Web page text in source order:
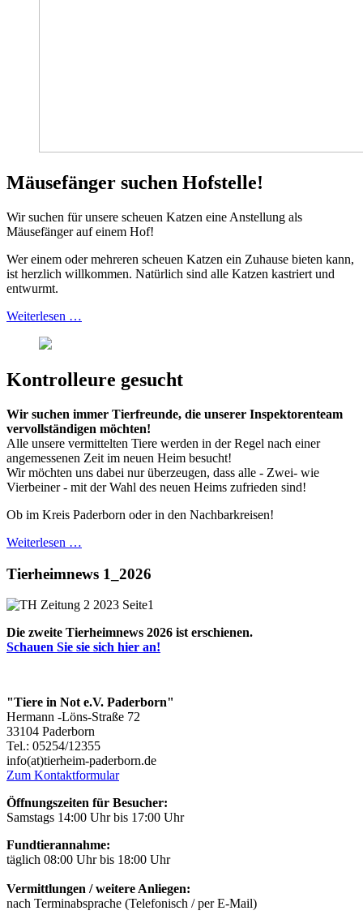
Mäusefänger suchen Hofstelle!
Wir suchen für unsere scheuen Katzen eine Anstellung als
Mäusefänger auf einem Hof!
Wer einem oder mehreren scheuen Katzen ein Zuhause bieten kann,
ist herzlich willkommen. Natürlich sind alle Katzen kastriert und
entwurmt.
Weiterlesen …
Kontrolleure gesucht
Wir suchen immer Tierfreunde, die unserer Inspektorenteam
vervollständigen möchten!
Alle unsere vermittelten Tiere werden in der Regel nach einer
angemessenen Zeit im neuen Heim besucht!
Wir möchten uns dabei nur überzeugen, dass alle - Zwei- wie
Vierbeiner - mit der Wahl des neuen Heims zufrieden sind!
Ob im Kreis Paderborn oder in den Nachbarkreisen!
Weiterlesen …
Tierheimnews 1_2026
Die zweite Tierheimnews 2026 ist erschienen.
Schauen Sie sie sich hier an!
"Tiere in Not e.V. Paderborn"
Hermann -Löns-Straße 72
33104 Paderborn
Tel.: 05254/12355
info(at)tierheim-paderborn.de
Zum Kontaktformular
Öffnungszeiten für Besucher:
Samstags 14:00 Uhr bis 17:00 Uhr
Fundtierannahme:
täglich 08:00 Uhr bis 18:00 Uhr
Vermittlungen / weitere Anliegen:
nach Terminabsprache (Telefonisch / per E-Mail)